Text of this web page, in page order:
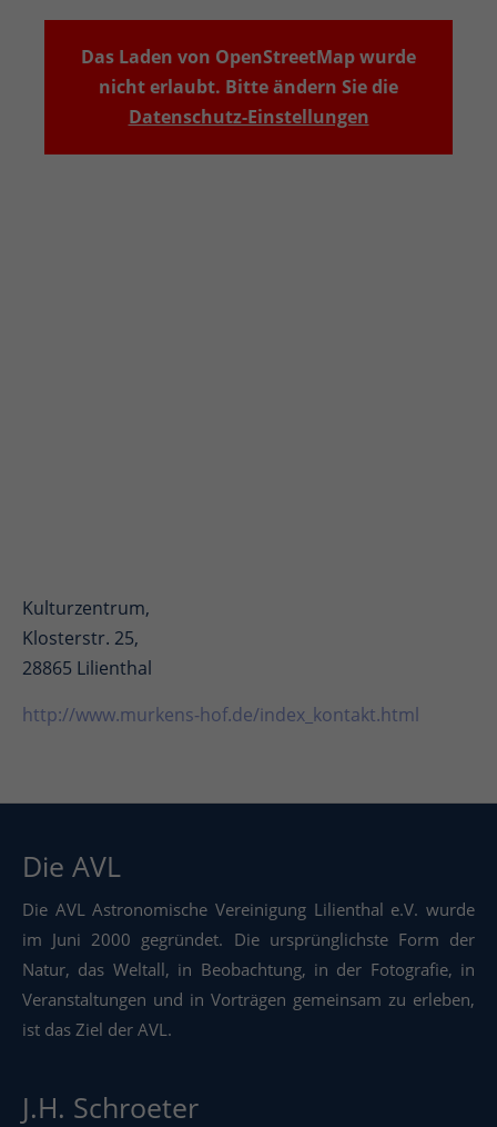
Das Laden von OpenStreetMap wurde
nicht erlaubt. Bitte ändern Sie die
Datenschutz-Einstellungen
Kulturzentrum,
Klosterstr. 25,
28865 Lilienthal
http://www.murkens-hof.de/index_kontakt.html
Die AVL
Die AVL Astronomische Vereinigung Lilienthal e.V. wurde
im Juni 2000 gegründet. Die ursprünglichste Form der
Natur, das Weltall, in Beobachtung, in der Fotografie, in
Veranstaltungen und in Vorträgen gemeinsam zu erleben,
ist das Ziel der AVL.
J.H. Schroeter